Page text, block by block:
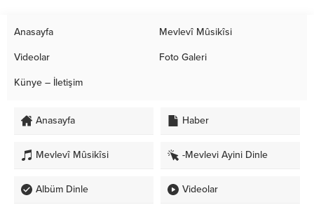
Anasayfa Mevlevî Mûsikîsi
Videolar Foto Galeri
Künye – İletişim
Anasayfa Haber
Mevlevî Mûsikîsi -Mevlevi Ayini Dinle
Albüm Dinle Videolar